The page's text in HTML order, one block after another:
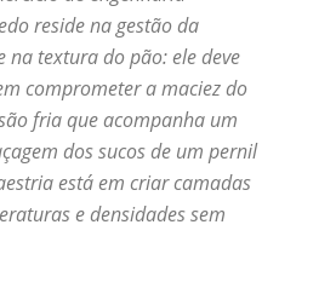
reside na gestão da
textura do pão: ele deve
comprometer a maciez do
fria que acompanha um
dos sucos de um pernil
está em criar camadas
e densidades sem